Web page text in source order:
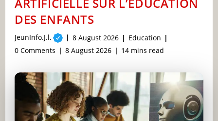
CE
QUE
VOUS
DEVEZ
SAVOIR
ARTIFICIELLE SUR L’ÉDUCATION
DES ENFANTS
Post
author:
JeunInfo.J.l.
Post
published:
8 August 2026
Post
category:
Education
Post
0 Comments
Post
modified:
8 August 2026
Reading
14 mins read